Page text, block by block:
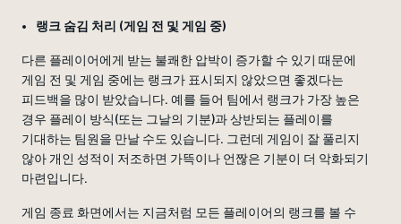
랭크 숨김 처리 (게임 전 및 게임 중)
다른 플레이어에게 받는 불쾌한 압박이 증가할 수 있기 때문에
게임 전 및 게임 중에는 랭크가 표시되지 않았으면 좋겠다는
피드백을 많이 받았습니다. 예를 들어 팀에서 랭크가 가장 높은
경우 플레이 방식(또는 그날의 기분)과 상반되는 플레이를
기대하는 팀원을 만날 수도 있습니다. 그런데 게임이 잘 풀리지
않아 개인 성적이 저조하면 가뜩이나 언짢은 기분이 더 악화되기
마련입니다.
게임 종료 화면에서는 지금처럼 모든 플레이어의 랭크를 볼 수